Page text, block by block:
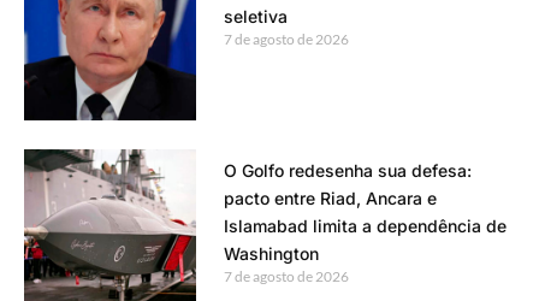
seletiva
7 de agosto de 2026
O Golfo redesenha sua defesa:
pacto entre Riad, Ancara e
Islamabad limita a dependência de
Washington
7 de agosto de 2026